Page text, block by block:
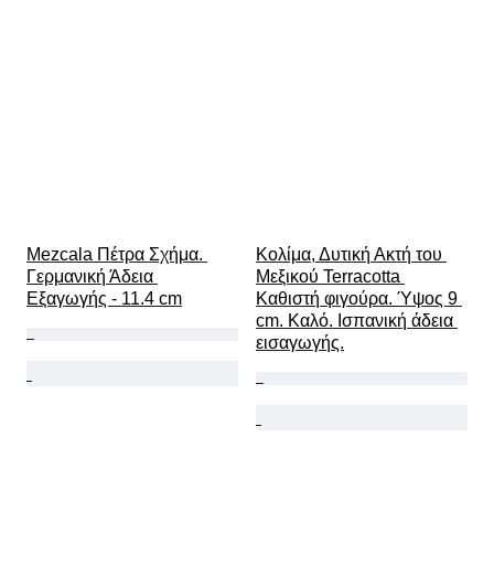
Mezcala Πέτρα Σχήμα.
Γερμανική Άδεια
Εξαγωγής - 11.4 cm
Κολίμα, Δυτική Ακτή του
Μεξικού Terracotta
Καθιστή φιγούρα. Ύψος 9
cm. Καλό. Ισπανική άδεια
εισαγωγής.